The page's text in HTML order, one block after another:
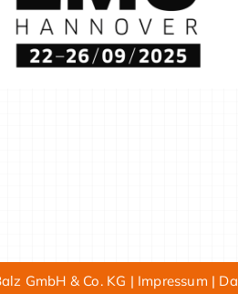
GmbH & Co. KG | Impressum |